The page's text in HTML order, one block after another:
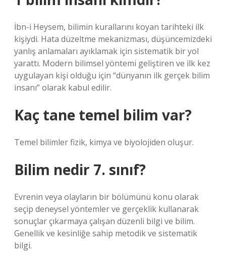
İbn-i Heysem, bilimin kurallarını koyan tarihteki ilk
kişiydi. Hata düzeltme mekanizması, düşüncemizdeki
yanlış anlamaları ayıklamak için sistematik bir yol
yarattı. Modern bilimsel yöntemi geliştiren ve ilk kez
uygulayan kişi olduğu için “dünyanın ilk gerçek bilim
insanı” olarak kabul edilir.
Kaç tane temel bilim var?
Temel bilimler fizik, kimya ve biyolojiden oluşur.
Bilim nedir 7. sınıf?
Evrenin veya olayların bir bölümünü konu olarak
seçip deneysel yöntemler ve gerçeklik kullanarak
sonuçlar çıkarmaya çalışan düzenli bilgi ve bilim.
Genellik ve kesinliğe sahip metodik ve sistematik
bilgi.